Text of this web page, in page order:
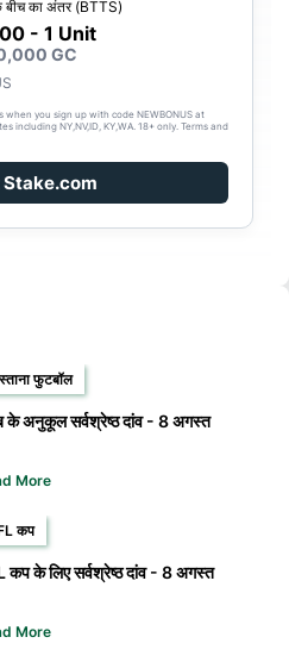
बीच का अंतर (BTTS)
- 1 Unit
GC
when you sign up with code NEWBONUS at
including NY,NV,ID, KY,WA. 18+ only. Terms and
Stake.com
फुटबॉल
के अनुकूल सर्वश्रेष्ठ दांव - 8 अगस्त
More
कप
कप के लिए सर्वश्रेष्ठ दांव - 8 अगस्त
More